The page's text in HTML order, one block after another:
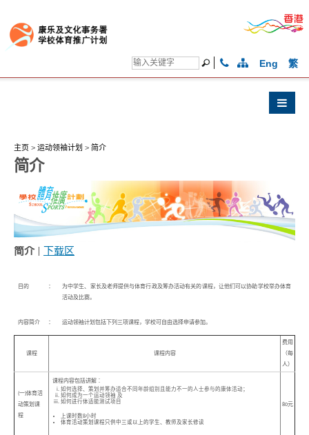
Eng 繁
主页 > 运动领袖计划 > 简介
简介
简介| 下载区
目的 ：
为中学生、家长及老师提供与体育行政及筹办活动有关的课程，让他们可以协助学校举办体育
活动及比赛。
内容简介 ： 运动领袖计划包括下列三项课程，学校可自由选择申请参加。
课程 课程内容
费用
（每
人）
(一)体育活
动策划课
程
课程内容包括讲解︰
如何选择、策划并筹办适合不同年龄组别且能力不一的人士参与的康体活动；
如何成为一个运动领袖 及
如何进行体适能测试项目
上课时数8小时
体育活动策划课程只供中三或以上的学生、教师及家长修读
80元